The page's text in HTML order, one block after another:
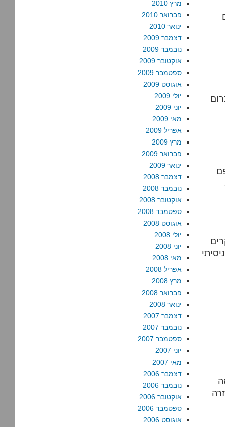
מרץ 2010
פברואר 2010
ינואר 2010
דצמבר 2009
נובמבר 2009
אוקטובר 2009
ספטמבר 2009
אוגוסט 2009
יולי 2009
יוני 2009
מאי 2009
אפריל 2009
מרץ 2009
פברואר 2009
ינואר 2009
דצמבר 2008
נובמבר 2008
אוקטובר 2008
ספטמבר 2008
אוגוסט 2008
יולי 2008
יוני 2008
מאי 2008
אפריל 2008
מרץ 2008
פברואר 2008
ינואר 2008
דצמבר 2007
נובמבר 2007
ספטמבר 2007
יוני 2007
מאי 2007
דצמבר 2006
נובמבר 2006
אוקטובר 2006
ספטמבר 2006
אוגוסט 2006